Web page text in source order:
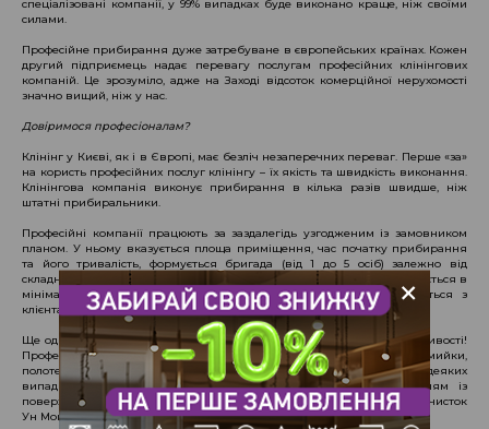
спеціалізовані компанії, у 99% випадках буде виконано краще, ніж своїми
силами.
Професійне прибирання дуже затребуване в європейських країнах. Кожен
другий підприємець надає перевагу послугам професійних клінінгових
компаній. Це зрозуміло, адже на Заході відсоток комерційної нерухомості
значно вищий, ніж у нас.
Довіримося професіоналам?
Клінінг у Києві, як і в Європі, має безліч незаперечних переваг. Перше «за»
на користь професійних послуг клінінгу – їх якість та швидкість виконання.
Клінінгова компанія виконує прибирання в кілька разів швидше, ніж
штатні прибиральники.
Професійні компанії працюють за заздалегідь узгодженим із замовником
планом. У ньому вказується площа приміщення, час початку прибирання
та його тривалість, формується бригада (від 1 до 5 осіб) залежно від
складності та обсягу робіт. Замовнику вигідно: прибирання відбувається в
мінімально стислий термін і клінери практично не перетинаються з
клієнтами та співробітниками компанії.
Ще одне "за" на користь вибору клінінг послуги – це особливі можливості!
Професіонали використовують у роботі спеціальне обладнання: міні-мийки,
полотери, щітки, ефективні засоби для чищення поверхонь. У деяких
випадках клінінгові компанії можуть зайнятися видаленням плям із
поверхонь – такі послуги в повному обсязі надає відома мережа хімчисток
Ун Моменто.
+